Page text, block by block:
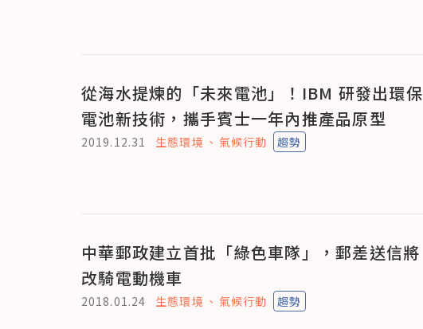
從海水提煉的「未來電池」！IBM 研發出環保
電池新技術，攜手賓士一年內推產品原型
2019.12.31 生態環境 氣候行動 趨勢
中華郵政建立首批「綠色車隊」，郵差送信將
改騎電動機車
2018.01.24 生態環境 氣候行動 趨勢